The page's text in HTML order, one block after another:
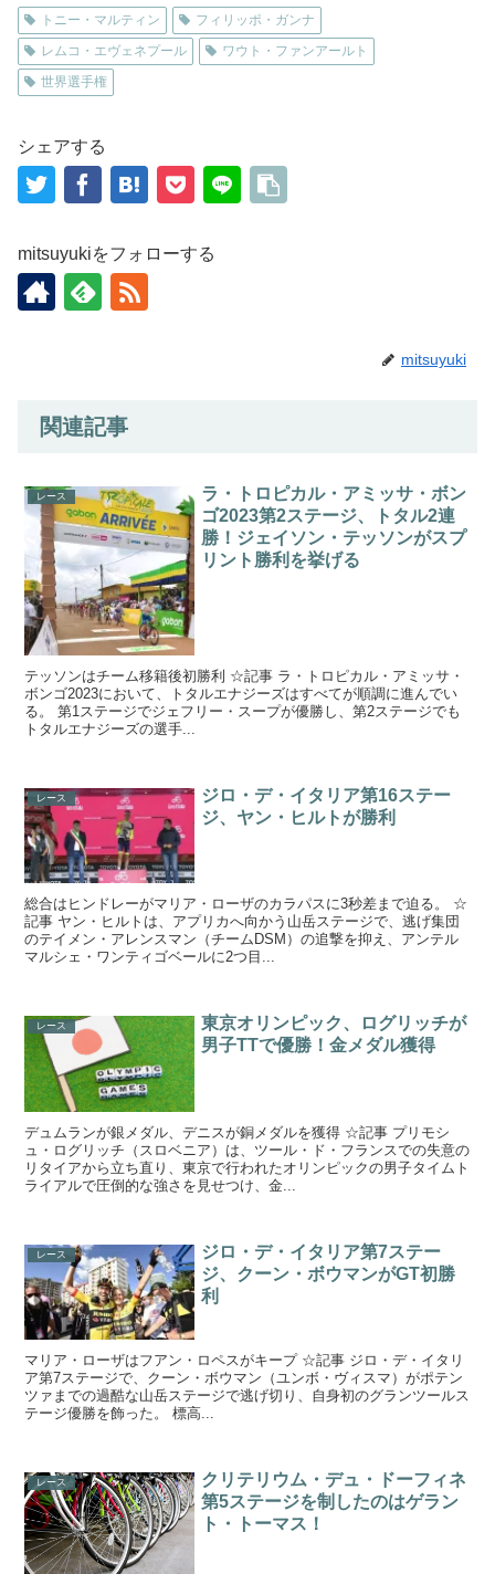
トニー・マルティン
フィリッポ・ガンナ
レムコ・エヴェネプール
ワウト・ファンアールト
世界選手権
シェアする
mitsuyukiをフォローする
mitsuyuki
関連記事
レース
ラ・トロピカル・アミッサ・ボン
ゴ2023第2ステージ、トタル2連
勝！ジェイソン・テッソンがスプ
リント勝利を挙げる
テッソンはチーム移籍後初勝利 ☆記事 ラ・トロピカル・アミッサ・
ボンゴ2023において、トタルエナジーズはすべてが順調に進んでい
る。 第1ステージでジェフリー・スープが優勝し、第2ステージでも
トタルエナジーズの選手...
レース
ジロ・デ・イタリア第16ステー
ジ、ヤン・ヒルトが勝利
総合はヒンドレーがマリア・ローザのカラパスに3秒差まで迫る。 ☆
記事 ヤン・ヒルトは、アプリカへ向かう山岳ステージで、逃げ集団
のテイメン・アレンスマン（チームDSM）の追撃を抑え、アンテル
マルシェ・ワンティゴベールに2つ目...
レース
東京オリンピック、ログリッチが
男子TTで優勝！金メダル獲得
デュムランが銀メダル、デニスが銅メダルを獲得 ☆記事 プリモシ
ュ・ログリッチ（スロベニア）は、ツール・ド・フランスでの失意の
リタイアから立ち直り、東京で行われたオリンピックの男子タイムト
ライアルで圧倒的な強さを見せつけ、金...
レース
ジロ・デ・イタリア第7ステー
ジ、クーン・ボウマンがGT初勝
利
マリア・ローザはフアン・ロペスがキープ ☆記事 ジロ・デ・イタリ
ア第7ステージで、クーン・ボウマン（ユンボ・ヴィスマ）がポテン
ツァまでの過酷な山岳ステージで逃げ切り、自身初のグランツールス
テージ優勝を飾った。 標高...
レース
クリテリウム・デュ・ドーフィネ
第5ステージを制したのはゲラン
ト・トーマス！